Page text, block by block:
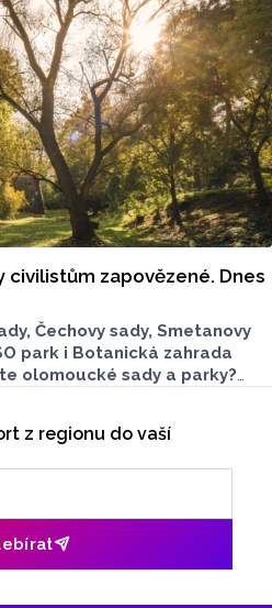
zapovězené. Dnes
Čechovy sady, Smetanovy
park i Botanická zahrada
olomoucké sady a parky?
z regionu do vaší